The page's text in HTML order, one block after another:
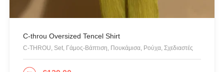
SUPERDRY
U.S. POLO ASSN
Uncategorized
C-throu Oversized Tencel Shirt
C-THROU, Set, Γάμος-Βάπτιση, Πουκάμισα, Ρούχα, Σχεδιαστές